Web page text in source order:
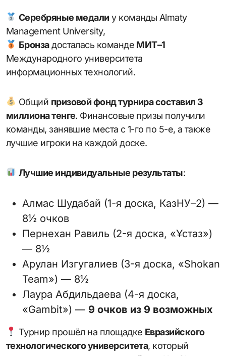
Серебряные медали у команды Almaty
Management University,
Бронзадосталась команде МИТ–1
Международного университета
информационных технологий.
Общий призовой фонд турнира составил 3
миллиона тенге. Финансовые призы получили
команды, занявшие места с 1-го по 5-е, а также
лучшие игроки на каждой доске.
Лучшие индивидуальные результаты:
Алмас Шудабай (1-я доска, КазНУ–2) —
8½ очков
Пернехан Равиль (2-я доска, «Ұстаз»)
— 8½
Арулан Изгугалиев (3-я доска, «Shokan
Team») — 8½
Лаура Абдильдаева (4-я доска,
«Gambit») — 9 очков из 9 возможных
Турнир прошёл на площадке Евразийского
технологического университета, который